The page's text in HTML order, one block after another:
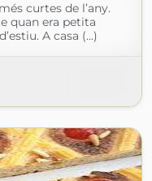
curtes de l’any.
quan era petita
A casa (...)